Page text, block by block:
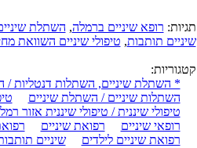
תגיות: רופא שיניים ברמלה, השתלת
שיניים תותבות, טיפולי שיניים השוואת
קטגוריות:
* השתלת שיניים, השתלות דנטליות /
השתלות שיניים / השתלת שיניים
טיפולי שיננית / טיפולי שיננית אזור
רופאי שיניים
רפואת שיניים
רפואת שיניים לילדים
שיניים